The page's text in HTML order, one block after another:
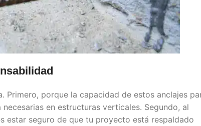
Primero, porque la capacidad de estos anclajes
en estructuras verticales. Segundo, al
estar seguro de que tu proyecto está respaldado